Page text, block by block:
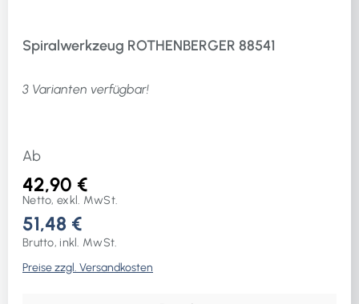
Spiralwerkzeug ROTHENBERGER 88541
3 Varianten verfügbar!
Ab
42,90 €
Netto, exkl. MwSt.
51,48 €
Brutto, inkl. MwSt.
Preise zzgl. Versandkosten